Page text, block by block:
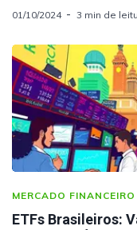
01/10/2024 3 min de
MERCADO FINANCEIRO
ETFs Brasileiros: